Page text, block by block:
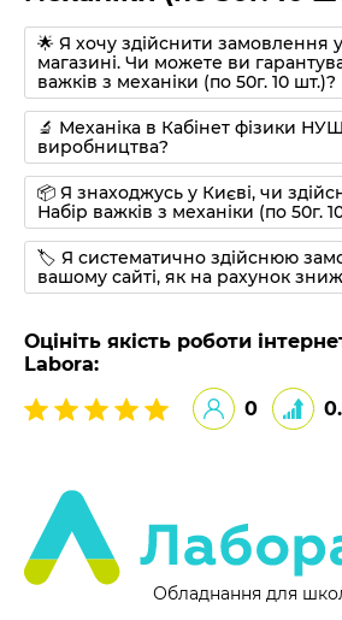
🌟 Я хочу здійснити замовлення
магазині. Чи можете ви
важків з механіки (по 50г. 10 шт.)?
🔬 Механіка в Кабінет фізики
виробництва?
📦 Я знаходжусь у Києві, чи
Набір важків з механіки (по 50г.
🏷 Я систематично здійснюю
вашому сайті, як на рахунок
Оцініть якість роботи
Labora:
0
Обладнання для